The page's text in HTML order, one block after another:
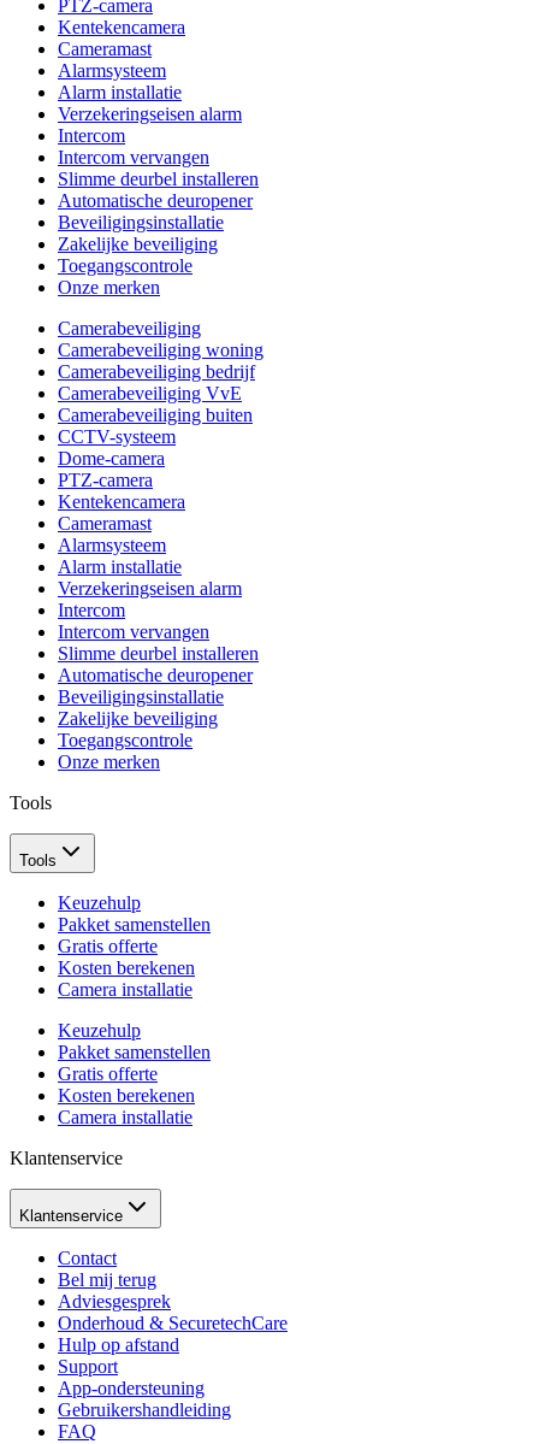
PTZ-camera
Kentekencamera
Cameramast
Alarmsysteem
Alarm installatie
Verzekeringseisen alarm
Intercom
Intercom vervangen
Slimme deurbel installeren
Automatische deuropener
Beveiligingsinstallatie
Zakelijke beveiliging
Toegangscontrole
Onze merken
Camerabeveiliging
Camerabeveiliging woning
Camerabeveiliging bedrijf
Camerabeveiliging VvE
Camerabeveiliging buiten
CCTV-systeem
Dome-camera
PTZ-camera
Kentekencamera
Cameramast
Alarmsysteem
Alarm installatie
Verzekeringseisen alarm
Intercom
Intercom vervangen
Slimme deurbel installeren
Automatische deuropener
Beveiligingsinstallatie
Zakelijke beveiliging
Toegangscontrole
Onze merken
Tools
Tools
Keuzehulp
Pakket samenstellen
Gratis offerte
Kosten berekenen
Camera installatie
Keuzehulp
Pakket samenstellen
Gratis offerte
Kosten berekenen
Camera installatie
Klantenservice
Klantenservice
Contact
Bel mij terug
Adviesgesprek
Onderhoud & SecuretechCare
Hulp op afstand
Support
App-ondersteuning
Gebruikershandleiding
FAQ